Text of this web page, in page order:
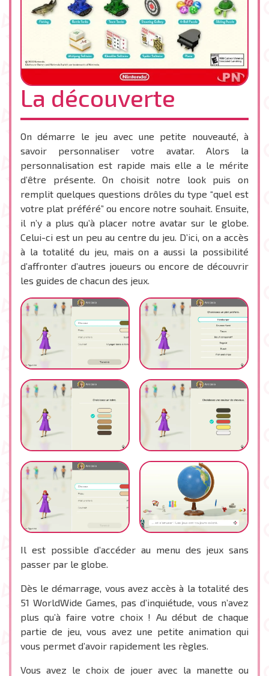
La découverte
On démarre le jeu avec une petite nouveauté, à
savoir personnaliser votre avatar. Alors la
personnalisation est rapide mais elle a le mérite
d’être présente. On choisit notre look puis on
remplit quelques questions drôles du type “quel est
votre plat préféré” ou encore notre souhait. Ensuite,
il n’y a plus qu’à placer notre avatar sur le globe.
Celui-ci est un peu au centre du jeu. D’ici, on a accès
à la totalité du jeu, mais on a aussi la possibilité
d’affronter d’autres joueurs ou encore de découvrir
les guides de chacun des jeux.
Il est possible d’accéder au menu des jeux sans
passer par le globe.
Dès le démarrage, vous avez accès à la totalité des
51 WorldWide Games, pas d’inquiétude, vous n’avez
plus qu’à faire votre choix ! Au début de chaque
partie de jeu, vous avez une petite animation qui
vous permet d’avoir rapidement les règles.
Vous avez le choix de jouer avec la manette ou